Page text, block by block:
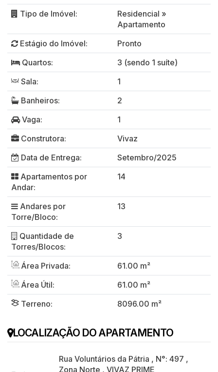
Tipo de Imóvel:
Residencial »
Apartamento
Estágio do Imóvel:
Pronto
Quartos:
3 (sendo 1 suíte)
Sala:
1
Banheiros:
2
Vaga:
1
Construtora:
Vivaz
Data de Entrega:
Setembro/2025
Apartamentos por
Andar:
14
Andares por
Torre/Bloco:
13
Quantidade de
Torres/Blocos:
3
Área Privada:
61.00 m²
Área Útil:
61.00 m²
Terreno:
8096.00 m²
LOCALIZAÇÃO DO APARTAMENTO
Rua Voluntários da Pátria , N°: 497 ,
Zona Norte , VIVAZ PRIME